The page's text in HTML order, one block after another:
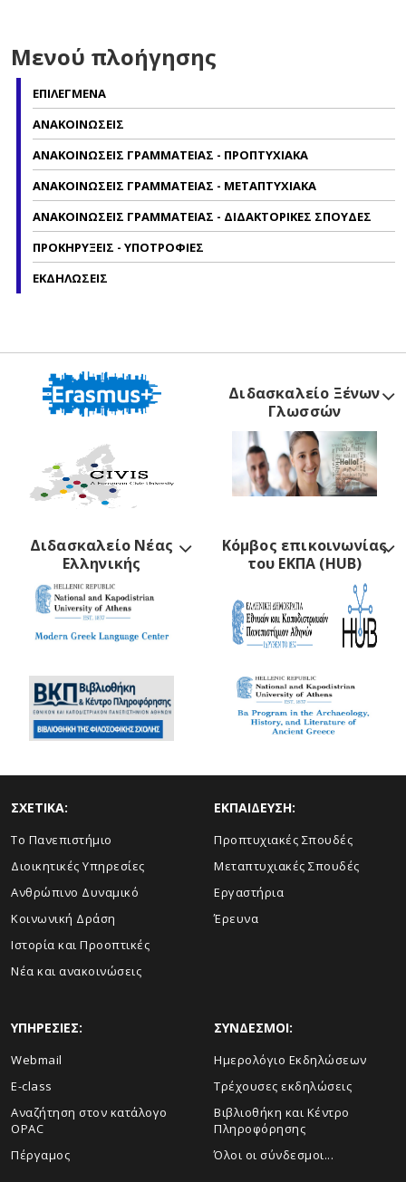
Μενού πλοήγησης
ΕΠΙΛΕΓΜΕΝΑ
ΑΝΑΚΟΙΝΩΣΕΙΣ
ΑΝΑΚΟΙΝΩΣΕΙΣ ΓΡΑΜΜΑΤΕΙΑΣ - ΠΡΟΠΤΥΧΙΑΚΑ
ΑΝΑΚΟΙΝΩΣΕΙΣ ΓΡΑΜΜΑΤΕΙΑΣ - ΜΕΤΑΠΤΥΧΙΑΚΑ
ΑΝΑΚΟΙΝΩΣΕΙΣ ΓΡΑΜΜΑΤΕΙΑΣ - ΔΙΔΑΚΤΟΡΙΚΕΣ ΣΠΟΥΔΕΣ
ΠΡΟΚΗΡΥΞΕΙΣ - ΥΠΟΤΡΟΦΙΕΣ
ΕΚΔΗΛΩΣΕΙΣ
Διδασκαλείο Ξένων
Γλωσσών
Διδασκαλείο Νέας
Ελληνικής
Κόμβος επικοινωνίας
του ΕΚΠΑ (HUB)
ΣΧΕΤΙΚΑ:
Το Πανεπιστήμιο
Διοικητικές Υπηρεσίες
Ανθρώπινο Δυναμικό
Κοινωνική Δράση
Ιστορία και Προοπτικές
Νέα και ανακοινώσεις
ΕΚΠΑΙΔΕΥΣΗ:
Προπτυχιακές Σπουδές
Μεταπτυχιακές Σπουδές
Εργαστήρια
Έρευνα
ΥΠΗΡΕΣΙΕΣ:
Webmail
E-class
Αναζήτηση στον κατάλογο
OPAC
Πέργαμος
ΣΥΝΔΕΣΜΟΙ:
Ημερολόγιο Εκδηλώσεων
Τρέχουσες εκδηλώσεις
Βιβλιοθήκη και Κέντρο
Πληροφόρησης
Όλοι οι σύνδεσμοι...